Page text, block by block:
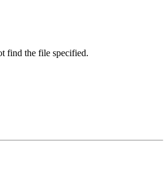
find the file specified.